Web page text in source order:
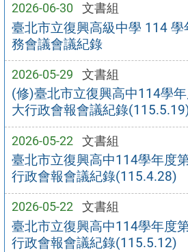
2026-06-30 文書組
臺北市立復興高級中學 114
務會議會議紀錄
2026-05-29 文書組
(修)臺北市立復興高中114學
大行政會報會議紀錄
2026-05-22 文書組
臺北市立復興高中114學年度
行政會報會議紀錄(115.4.28)
2026-05-22 文書組
臺北市立復興高中114學年度
行政會報會議紀錄(115.5.12)